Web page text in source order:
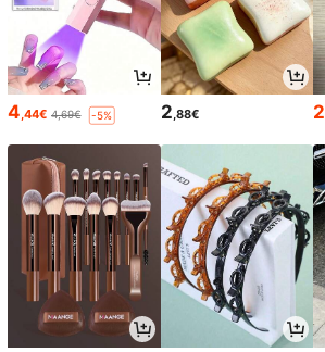
4,44€ 4,69€ -5% 2,88€ 2